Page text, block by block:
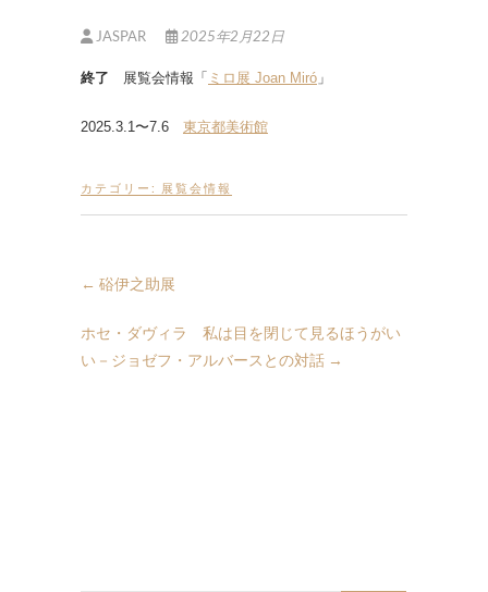
JASPAR 2025年2月22日
終了 展覧会情報「 ミロ展 Joan Miró 」
2025.3.1〜7.6 東京都美術館
カテゴリー: 展覧会情報
← 硲伊之助展
ホセ・ダヴィラ 私は目を閉じて見るほうがい
い－ジョゼフ・アルバースとの対話 →